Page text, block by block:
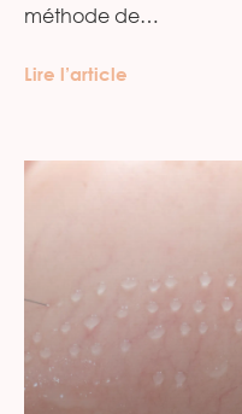
méthode de…
Lire l’article